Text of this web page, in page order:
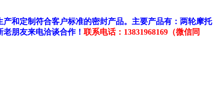
和定制符合客户标准的密封产品。主要产品有：两轮摩托
朋友来电洽谈合作！ 联系电话：13831968169（微信同